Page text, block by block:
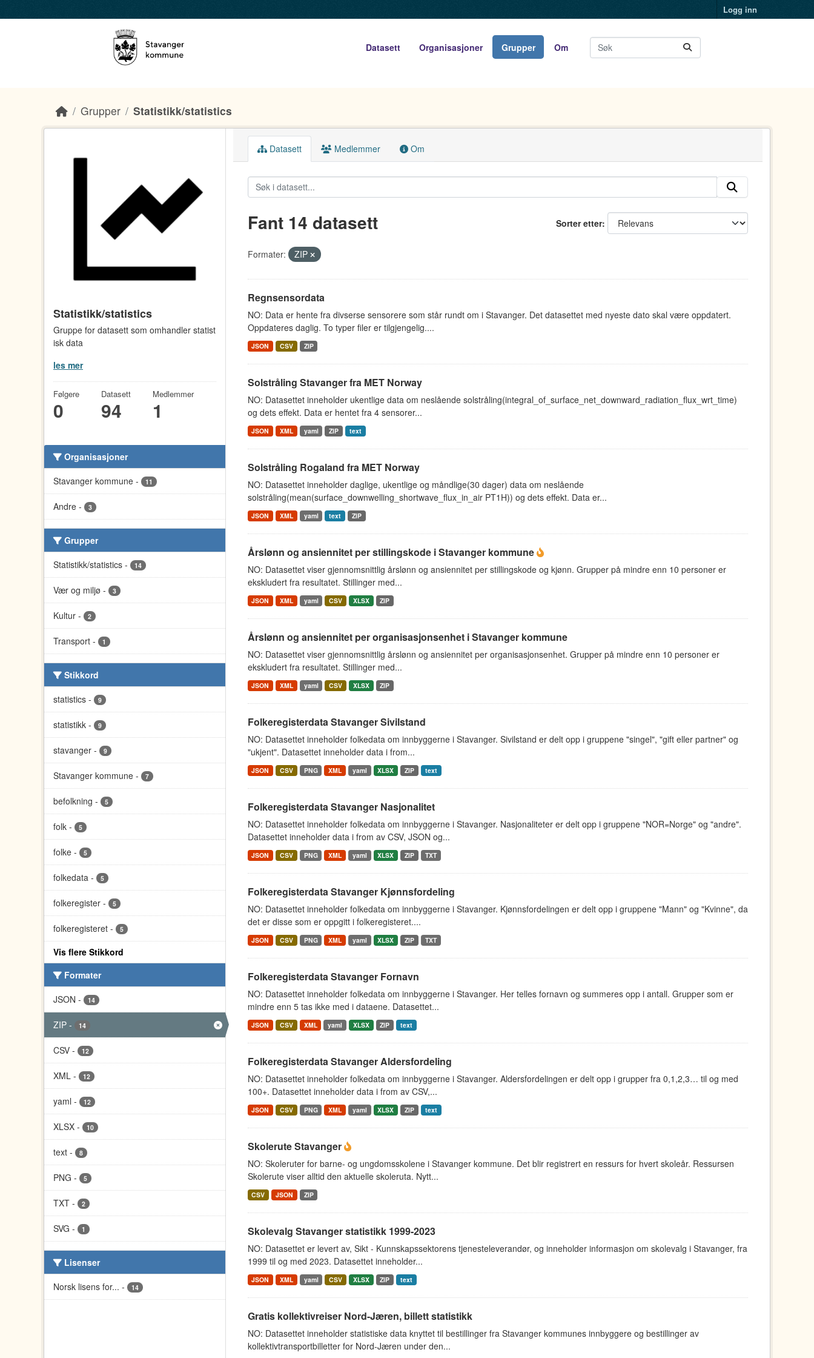
Logg inn
Datasett Organisasjoner Grupper Om
Grupper Statistikk/statistics
Statistikk/statistics
Gruppe for datasett som omhandler statist
isk data
les mer
Følgere
0
Datasett
94
Medlemmer
1
Organisasjoner
Stavanger kommune - 11
Andre - 3
Grupper
Statistikk/statistics - 14
Vær og miljø - 3
Kultur - 2
Transport - 1
Stikkord
statistics - 9
statistikk - 9
stavanger - 9
Stavanger kommune - 7
befolkning - 5
folk - 5
folke - 5
folkedata - 5
folkeregister - 5
folkeregisteret - 5
Vis flere Stikkord
Formater
JSON - 14
ZIP - 14
CSV - 12
XML - 12
yaml - 12
XLSX - 10
text - 8
PNG - 5
TXT - 2
SVG - 1
Lisenser
Norsk lisens for... - 14
Datasett Medlemmer Om
Sorter etter
Fant 14 datasett
Formater: ZIP
Regnsensordata
NO: Data er hente fra divserse sensorere som står rundt om i Stavanger. Det datasettet med nyeste dato skal være oppdatert.
Oppdateres daglig. To typer filer er tilgjengelig....
JSON CSV ZIP
Solstråling Stavanger fra MET Norway
NO: Datasettet inneholder ukentlige data om neslående solstråling(integral_of_surface_net_downward_radiation_flux_wrt_time)
og dets effekt. Data er hentet fra 4 sensorer...
JSON XML yaml ZIP text
Solstråling Rogaland fra MET Norway
NO: Datasettet inneholder daglige, ukentlige og måndlige(30 dager) data om neslående
solstråling(mean(surface_downwelling_shortwave_flux_in_air PT1H)) og dets effekt. Data er...
JSON XML yaml text ZIP
Årslønn og ansiennitet per stillingskode i Stavanger kommune
NO: Datasettet viser gjennomsnittlig årslønn og ansiennitet per stillingskode og kjønn. Grupper på mindre enn 10 personer er
ekskludert fra resultatet. Stillinger med...
JSON XML yaml CSV XLSX ZIP
Årslønn og ansiennitet per organisasjonsenhet i Stavanger kommune
NO: Datasettet viser gjennomsnittlig årslønn og ansiennitet per organisasjonsenhet. Grupper på mindre enn 10 personer er
ekskludert fra resultatet. Stillinger med...
JSON XML yaml CSV XLSX ZIP
Folkeregisterdata Stavanger Sivilstand
NO: Datasettet inneholder folkedata om innbyggerne i Stavanger. Sivilstand er delt opp i gruppene "singel", "gift eller partner" og
"ukjent". Datasettet inneholder data i from...
JSON CSV PNG XML yaml XLSX ZIP text
Folkeregisterdata Stavanger Nasjonalitet
NO: Datasettet inneholder folkedata om innbyggerne i Stavanger. Nasjonaliteter er delt opp i gruppene "NOR=Norge" og "andre".
Datasettet inneholder data i from av CSV, JSON og...
JSON CSV PNG XML yaml XLSX ZIP TXT
Folkeregisterdata Stavanger Kjønnsfordeling
NO: Datasettet inneholder folkedata om innbyggerne i Stavanger. Kjønnsfordelingen er delt opp i gruppene "Mann" og "Kvinne", da
det er disse som er oppgitt i folkeregisteret....
JSON CSV PNG XML yaml XLSX ZIP TXT
Folkeregisterdata Stavanger Fornavn
NO: Datasettet inneholder folkedata om innbyggerne i Stavanger. Her telles fornavn og summeres opp i antall. Grupper som er
mindre enn 5 tas ikke med i dataene. Datasettet...
JSON CSV XML yaml XLSX ZIP text
Folkeregisterdata Stavanger Aldersfordeling
NO: Datasettet inneholder folkedata om innbyggerne i Stavanger. Aldersfordelingen er delt opp i grupper fra 0,1,2,3… til og med
100+. Datasettet inneholder data i from av CSV,...
JSON CSV PNG XML yaml XLSX ZIP text
Skolerute Stavanger
NO: Skoleruter for barne- og ungdomsskolene i Stavanger kommune. Det blir registrert en ressurs for hvert skoleår. Ressursen
Skolerute viser alltid den aktuelle skoleruta. Nytt...
CSV JSON ZIP
Skolevalg Stavanger statistikk 1999-2023
NO: Datasettet er levert av, Sikt - Kunnskapssektorens tjenesteleverandør, og inneholder informasjon om skolevalg i Stavanger, fra
1999 til og med 2023. Datasettet inneholder...
JSON XML yaml CSV XLSX ZIP text
Gratis kollektivreiser Nord-Jæren, billett statistikk
NO: Datasettet inneholder statistiske data knyttet til bestillinger fra Stavanger kommunes innbyggere og bestillinger av
kollektivtransportbilletter for Nord-Jæren under den...